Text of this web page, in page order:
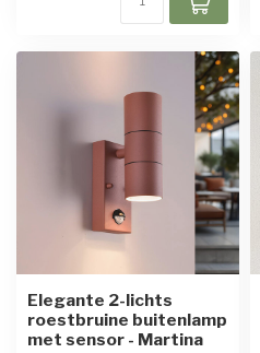
Elegante 2-lichts
roestbruine buitenlamp
met sensor - Martina